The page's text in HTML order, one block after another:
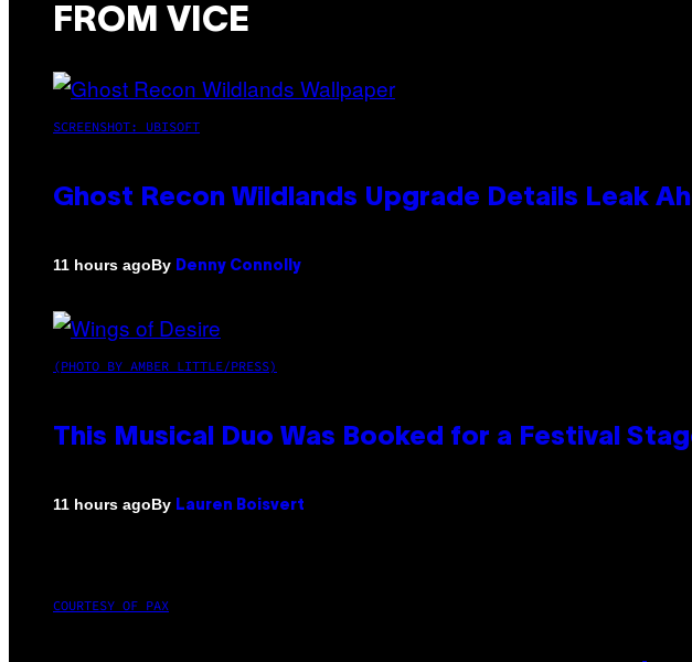
FROM VICE
SCREENSHOT: UBISOFT
Ghost Recon Wildlands Upgrade Details Leak
11 hours agoBy Denny Connolly
(PHOTO BY AMBER LITTLE/PRESS)
This Musical Duo Was Booked for a Festival
11 hours agoBy Lauren Boisvert
COURTESY OF PAX